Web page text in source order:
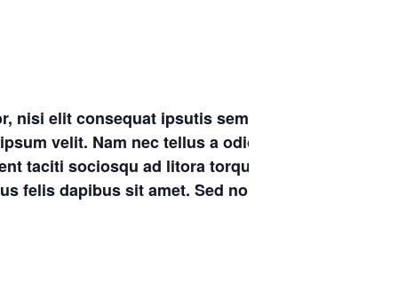
elit consequat ipsutis sem nibh id
velit. Nam nec tellus a odio tincidunt
taciti sociosqu ad litora torquent per
felis dapibus sit amet. Sed non neque